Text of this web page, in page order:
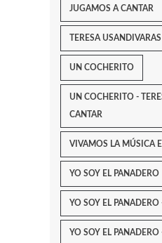
JUGAMOS A CANTAR
TERESA USANDIVARAS
UN COCHERITO
UN COCHERITO -
CANTAR
VIVAMOS LA MÚSICA
YO SOY EL PANADERO
YO SOY EL
YO SOY EL